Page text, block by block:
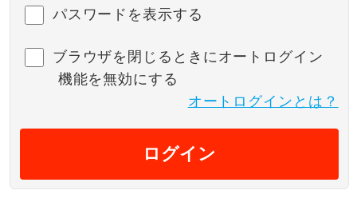
パスワードを表示する
ブラウザを閉じるときにオートログイン
機能を無効にする
オートログインとは？
ログイン